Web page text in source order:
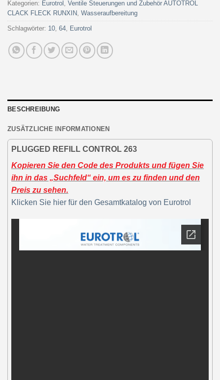
Kategorien: Eurotrol , Ventile Steuerungen und Zubehör AUTOTROL
CLACK FLECK RUNXIN, Wasseraufbereitung
Schlagwörter: 10, 64, Eurotrol
BESCHREIBUNG
ZUSÄTZLICHE INFORMATIONEN
PLUGGED REFILL CONTROL 263
Kopieren Sie den Code des Produkts und fügen Sie
ihn in das „Suchfeld“ ein, um es zu finden und den
Preis zu sehen.
Klicken Sie hier für den Gesamtkatalog von Eurotrol